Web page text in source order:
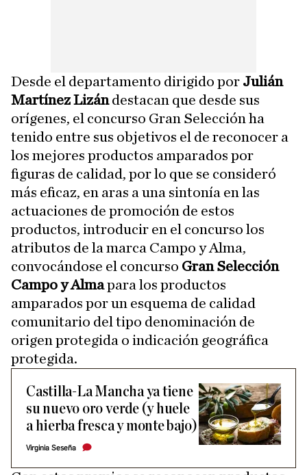
Desde el departamento dirigido por Julián
Martínez Lizándestacan que desde sus
orígenes, el concurso Gran Selección ha
tenido entre sus objetivos el de reconocer a
los mejores productos amparados por
figuras de calidad, por lo que se consideró
más eficaz, en aras a una sintonía en las
actuaciones de promoción de estos
productos, introducir en el concurso los
atributos de la marca Campo y Alma,
convocándose el concurso Gran Selección
Campo y Almapara los productos
amparados por un esquema de calidad
comunitario del tipo denominación de
origen protegida o indicación geográfica
protegida.
Castilla-La Mancha ya tiene
su nuevo oro verde (y huele
a hierba fresca y monte bajo)
Virginia Seseña